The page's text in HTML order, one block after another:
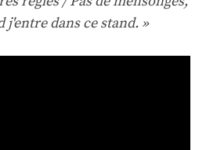
j'entre dans ce stand. »